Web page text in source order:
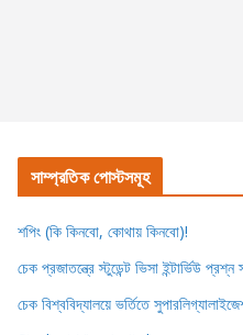
সাম্প্রতিক পোস্টসমূহ
শপিং (কি কিনবো, কোথায় কিনবো)!
চেক প্রজাতন্ত্রে স্টুডেন্ট ভিসা ইন্টার্ভিউ প্রশ্ন
চেক বিশ্ববিদ্যালয়ে ভর্তিতে